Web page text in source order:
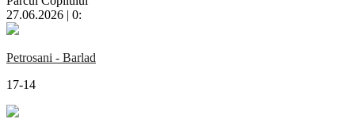
27.06.2026 | 0:
Petrosani - Barlad
17-14